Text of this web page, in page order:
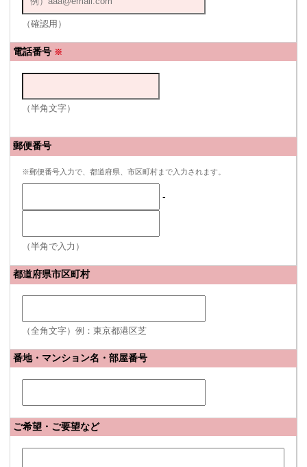
（確認用）
電話番号 ※
（半角文字）
郵便番号
※郵便番号入力で、都道府県、市区町村まで入力されます。
-
（半角で入力）
都道府県市区町村
（全角文字）例：東京都港区芝
番地・マンション名・部屋番号
ご希望・ご要望など